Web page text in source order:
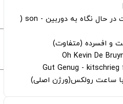
دانلود قالب مرد سیاه پوست در حال نگاه به دوربین - son (
و افسرده (متفاوت)
با ساعت رولکس(ورژن اصلی)